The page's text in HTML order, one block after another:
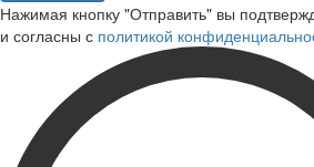
Нажимая кнопку "Отправить" вы
и согласны с политикой